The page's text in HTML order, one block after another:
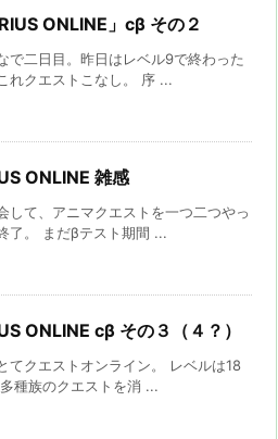
ONLINE」cβ その２
で二日目。昨日はレベル9で終わった
れクエストこなし。 序 ...
ONLINE 雑感
して、アニマクエストを一つ二つやっ
了。 まだβテスト期間 ...
ONLINE cβ その３（４？）
てクエストオンライン。 レベルは18
種族のクエストを消 ...